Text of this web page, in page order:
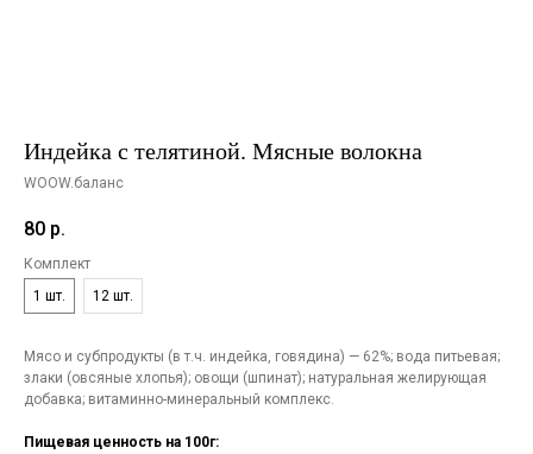
Индейка с телятиной. Мясные волокна
WOOW.баланс
80 р.
Комплект
1 шт.
12 шт.
Мясо и субпродукты (в т.ч. индейка, говядина) — 62%; вода питьевая;
злаки (овсяные хлопья); овощи (шпинат); натуральная желирующая
добавка; витаминно-минеральный комплекс.
Пищевая ценность на 100г: